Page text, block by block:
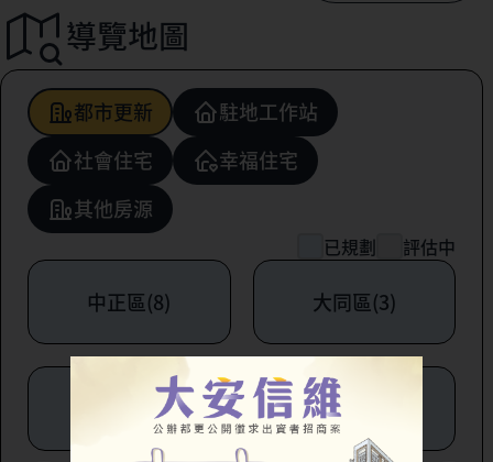
導覽地圖
都市更新
駐地工作站
社會住宅
幸福住宅
其他房源
已規劃 評估中
中正區(8) 大同區(3)
中山區(6) 松山區(1)